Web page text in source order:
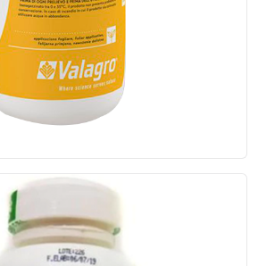
mejorador de la a...